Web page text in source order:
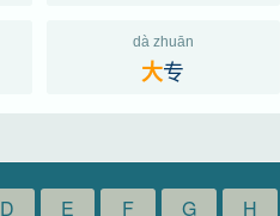
dà zhuān
大专
D E F G H